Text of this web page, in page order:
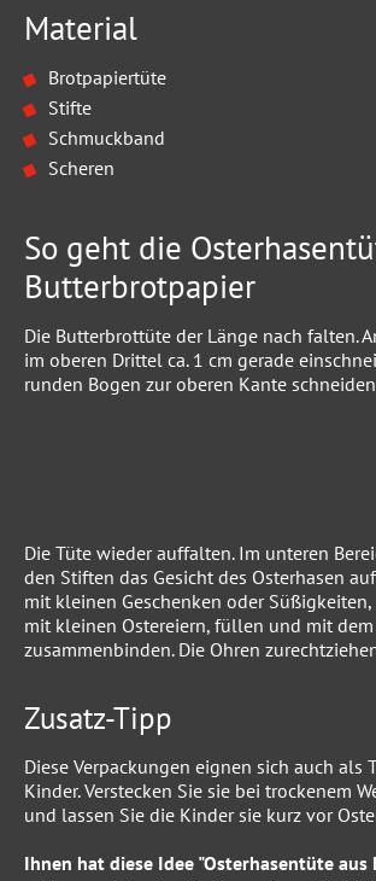
Material
Brotpapiertüte
Stifte
Schmuckband
Scheren
So geht die
Butterbrotpapier
Die Butterbrottüte der Länge nach falten.
im oberen Drittel ca. 1 cm gerade
runden Bogen zur oberen Kante
Die Tüte wieder auffalten. Im unteren
den Stiften das Gesicht des Osterhasen
mit kleinen Geschenken oder
mit kleinen Ostereiern, füllen und mit
zusammenbinden. Die Ohren
Zusatz-Tipp
Diese Verpackungen eignen sich auch als
Kinder. Verstecken Sie sie bei trockenem
und lassen Sie die Kinder sie kurz vor
Ihnen hat diese Idee "Osterhasentüte